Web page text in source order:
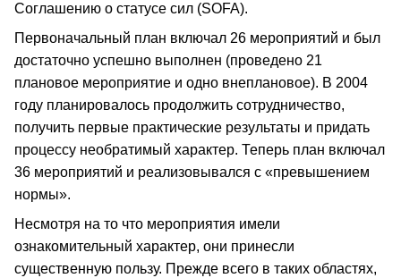
Соглашению о статусе сил (SOFA).
Первоначальный план включал 26 мероприятий и был
достаточно успешно выполнен (проведено 21
плановое мероприятие и одно внеплановое). В 2004
году планировалось продолжить сотрудничество,
получить первые практические результаты и придать
процессу необратимый характер. Теперь план включал
36 мероприятий и реализовывался с «превышением
нормы».
Несмотря на то что мероприятия имели
ознакомительный характер, они принесли
существенную пользу. Прежде всего в таких областях,